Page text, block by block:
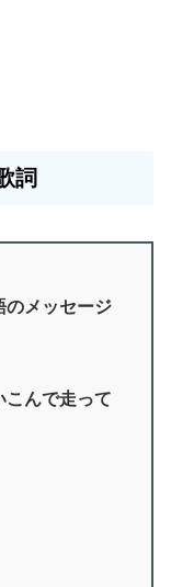
詞
メッセージ
こんで走って